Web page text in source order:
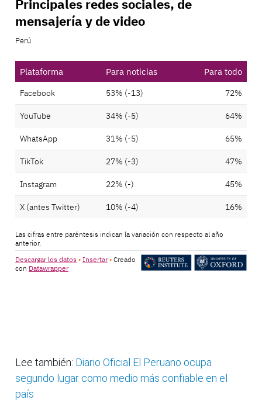
Lee también: Diario Oficial El Peruano ocupa
segundo lugar como medio más confiable en el
país